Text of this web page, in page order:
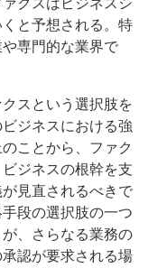
クスはビジネスシ
と予想される。特
専門的な業界で
スという選択肢を
ジネスにおける強
ことから、ファク
ジネスの根幹を支
見直されるべきで
段の選択肢の一つ
、さらなる業務の
認が要求される場